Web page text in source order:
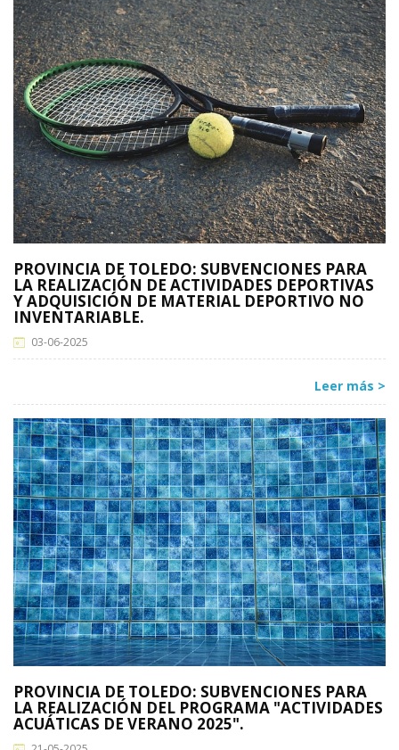
PROVINCIA DE TOLEDO: SUBVENCIONES PARA
LA REALIZACIÓN DE ACTIVIDADES DEPORTIVAS
Y ADQUISICIÓN DE MATERIAL DEPORTIVO NO
INVENTARIABLE.
03-06-2025
Leer más >
PROVINCIA DE TOLEDO: SUBVENCIONES PARA
LA REALIZACIÓN DEL PROGRAMA "ACTIVIDADES
ACUÁTICAS DE VERANO 2025".